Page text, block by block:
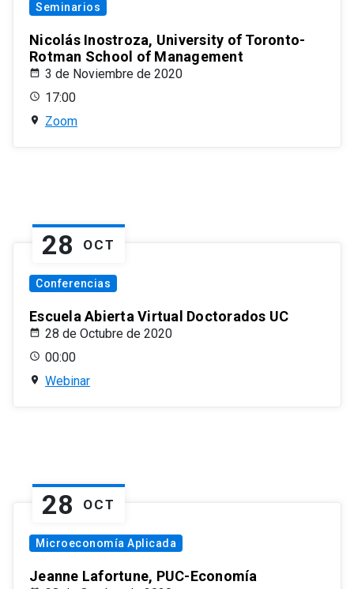
Seminarios
Nicolás Inostroza, University of Toronto-
Rotman School of Management
3 de Noviembre de 2020
17:00
Zoom
28 OCT
Conferencias
Escuela Abierta Virtual Doctorados UC
28 de Octubre de 2020
00:00
Webinar
28 OCT
Microeconomía Aplicada
Jeanne Lafortune, PUC-Economía